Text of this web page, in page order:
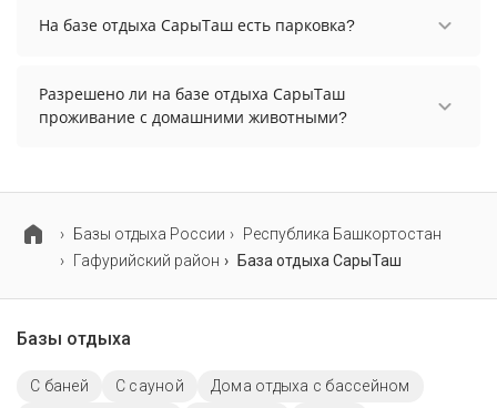
На базе отдыха СарыТаш есть парковка?
уточните информацию перед бронированием у
менеджера, возможно, услуга оплачивается
Разрешено ли на базе отдыха СарыТаш
проживание с домашними животными?
Базы отдыха России
Республика Башкортостан
Гафурийский район
База отдыха СарыТаш
Базы отдыха
С баней С сауной
Дома отдыха с бассейном